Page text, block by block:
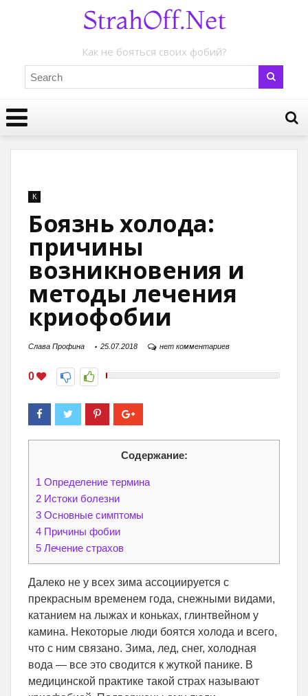
Как не бояться своих фобий?
К
Боязнь холода:
причины
возникновения и
методы лечения
криофобии
Слава Профина 25.07.2018 нет комментариев
0
Содержание:
1 Определение термина
2 Истоки болезни
3 Основные симптомы
4 Причины фобии
5 Лечение страхов
Далеко не у всех зима ассоциируется с
прекрасным временем года, снежными видами,
катанием на лыжах и коньках, глинтвейном у
камина. Некоторые люди боятся холода и всего,
что с ним связано. Зима, лед, снег, холодная
вода — все это сводится к жуткой панике. В
медицинской практике такой страх называют